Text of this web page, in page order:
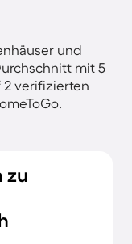
und
mit 5
2 verifizierten
zu